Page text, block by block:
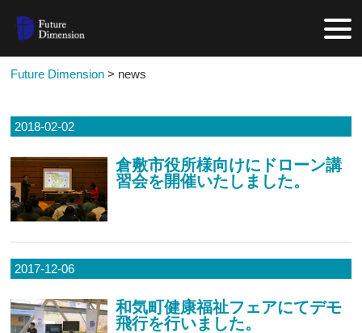
Future Dimension > news
2018-02-02
倉敷市役所様向けにドローン講
習会を開催いたしました。
2017-12-06
和気町健康福祉フェアにてデモ
飛行を行いました。